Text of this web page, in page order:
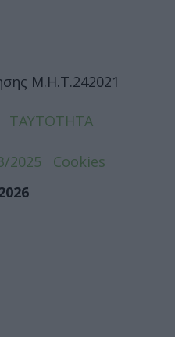
Μ.Η.Τ.242021
ΤΑΥΤΟΤΗΤΑ
2025
Cookies